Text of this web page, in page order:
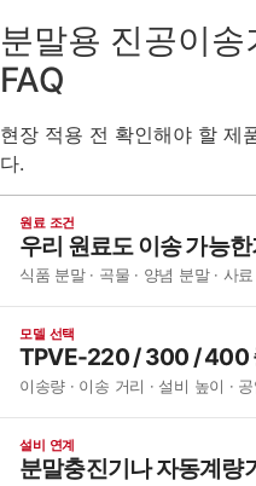
분말용 진공이송
FAQ
현장 적용 전 확인해야 할 제
다.
원료 조건
우리 원료도 이송 가능
식품 분말 · 곡물 · 양념 분말 · 사료
모델 선택
TPVE-220 / 300 / 400
이송량 · 이송 거리 · 설비 높이 ·
설비 연계
분말충진기나 자동계량